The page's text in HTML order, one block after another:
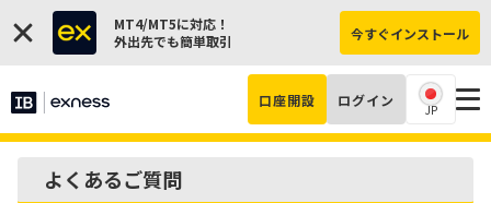
MT4/MT5に対応！
外出先でも簡単取引
今すぐインストール
口座開設 ログイン
JP
よくあるご質問